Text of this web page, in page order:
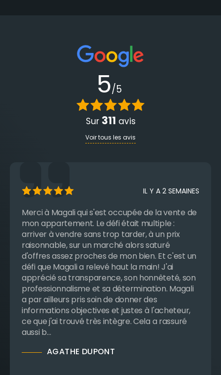
5/5
Sur 311 avis
Voir tous les avis
IL Y A UN MOIS
Je recommande Magali les yeux fermés ! Dès
le premier contact, elle a fait preuve d’un
grand professionnalisme, d’une disponibilité
exceptionnelle et d’une vraie écoute. Son
accompagnement a été irréprochable du
début à la fin, avec des conseils toujours
pertinents, une excellente connaissance du
marché et une communication claire et
régulière. On sent qu’elle s’investit pleinement
pour ses clients et qu’elle exerce son métier
avec passion, sérieux et bienveillance. C’est
très rassurant d’être a…
JULIEN VIALATTE